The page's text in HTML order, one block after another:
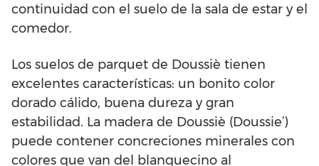
continuidad con el suelo de la sala de estar y el
comedor.
Los suelos de parquet de Doussiè tienen
excelentes características: un bonito color
dorado cálido, buena dureza y gran
estabilidad. La madera de Doussiè (Doussie’)
puede contener concreciones minerales con
colores que van del blanquecino al